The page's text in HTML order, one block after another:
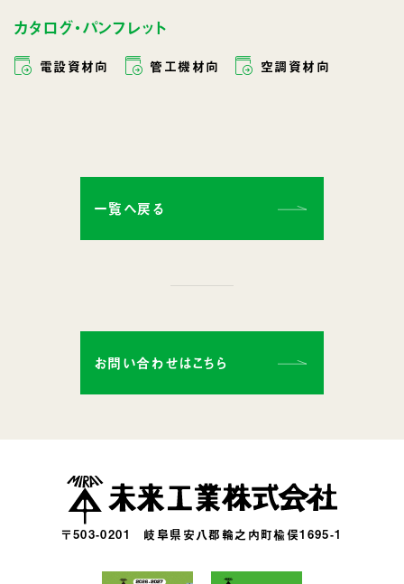
カタログ・パンフレット
電設資材向 管工機材向 空調資材向
一覧へ戻る
お問い合わせはこちら
〒503-0201 岐阜県安八郡輪之内町楡俣1695-1